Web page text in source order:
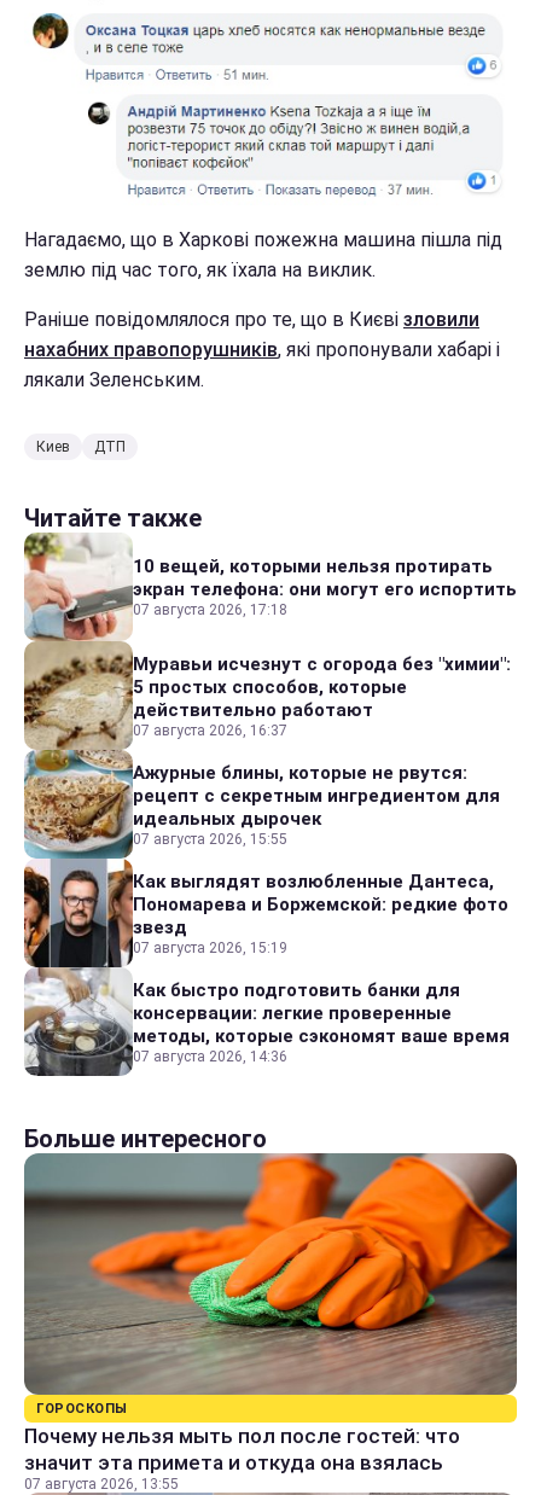
Нагадаємо, що в Харкові пожежна машина пішла під
землю під час того, як їхала на виклик.
Раніше повідомлялося про те, що в Києві зловили
нахабних правопорушників, які пропонували хабарі і
лякали Зеленським.
Киев ДТП
Читайте также
10 вещей, которыми нельзя протирать
экран телефона: они могут его испортить
07 августа 2026, 17:18
Муравьи исчезнут с огорода без "химии":
5 простых способов, которые
действительно работают
07 августа 2026, 16:37
Ажурные блины, которые не рвутся:
рецепт с секретным ингредиентом для
идеальных дырочек
07 августа 2026, 15:55
Как выглядят возлюбленные Дантеса,
Пономарева и Боржемской: редкие фото
звезд
07 августа 2026, 15:19
Как быстро подготовить банки для
консервации: легкие проверенные
методы, которые сэкономят ваше время
07 августа 2026, 14:36
Больше интересного
ГОРОСКОПЫ
Почему нельзя мыть пол после гостей: что
значит эта примета и откуда она взялась
07 августа 2026, 13:55